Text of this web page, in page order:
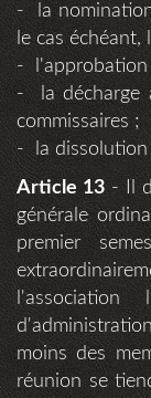
- la
le cas échéant,
- l'approbation
- la décharge
commissaires ;
- la dissolution
Article 13- Il
générale
premier
moins des
réunion se